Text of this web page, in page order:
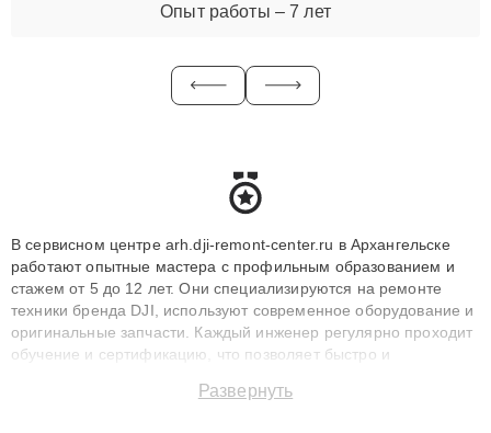
Опыт работы – 7 лет
В сервисном центре arh.dji-remont-center.ru в Архангельске
работают опытные мастера с профильным образованием и
стажем от 5 до 12 лет. Они специализируются на ремонте
техники бренда DJI, используют современное оборудование и
оригинальные запчасти. Каждый инженер регулярно проходит
обучение и сертификацию, что позволяет быстро и
сохранением гарантии до 3 лет. Наши мастера решают
Развернуть